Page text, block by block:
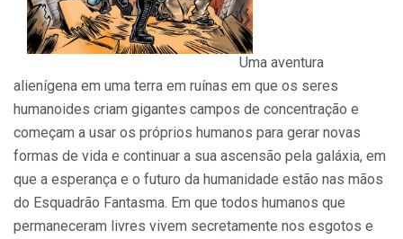
Uma aventura
alienígena em uma terra em ruínas em que os seres
humanoides criam gigantes campos de concentração e
começam a usar os próprios humanos para gerar novas
formas de vida e continuar a sua ascensão pela galáxia, em
que a esperança e o futuro da humanidade estão nas mãos
do Esquadrão Fantasma. Em que todos humanos que
permaneceram livres vivem secretamente nos esgotos e